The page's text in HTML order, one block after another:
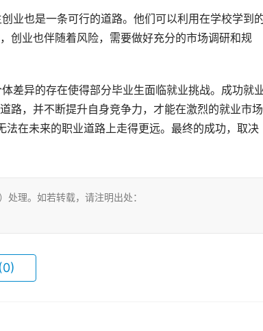
创业也伴随着风险，需要做好充分的市场调研和规
路，并不断提升自身竞争力，才能在激烈的就业市场
在未来的职业道路上走得更远。最终的成功，取决
）处理。如若转载，请注明出处：
(0)